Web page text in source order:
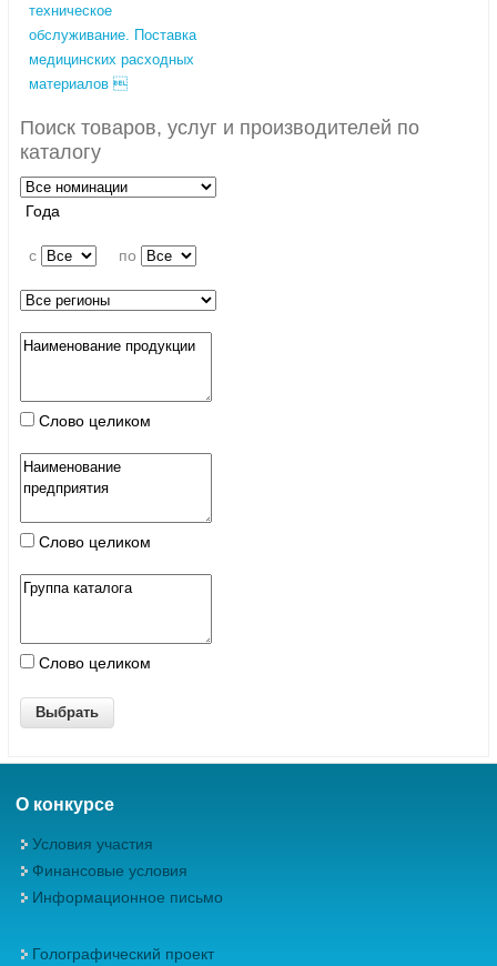
техническое
обслуживание. Поставка
медицинских расходных
материалов 
Поиск товаров, услуг и производителей по
каталогу
Года
c по
Слово целиком
Слово целиком
Слово целиком
О конкурсе
Условия участия
Финансовые условия
Информационное письмо
Голографический проект